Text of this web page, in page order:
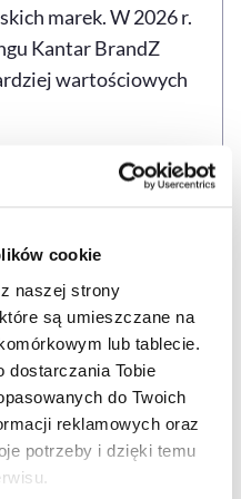
cookie
naszej strony
są umieszczane na
lub tablecie.
dostarczania Tobie
do Twoich
reklamowych oraz
potrzeby i dzięki temu
marek. W 2026 r.
Kantar BrandZ
wartościowych
należący do
prezesa i
inwestorem w XYZ.
INPOST